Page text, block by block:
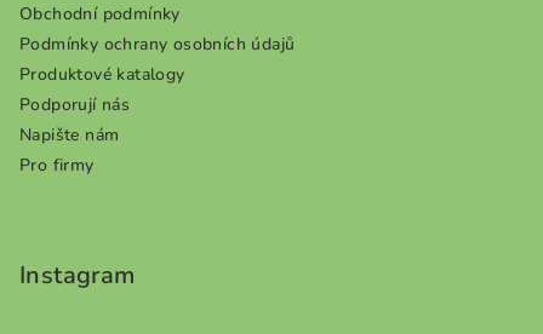
Obchodní podmínky
Podmínky ochrany osobních údajů
Produktové katalogy
Podporují nás
Napište nám
Pro firmy
Instagram